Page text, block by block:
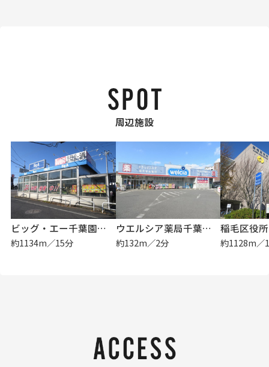
周辺施設
ビッグ・エー千葉園生店
約1134m／15分
ウエルシア薬局千葉園生店
約132m／2分
稲毛区役所
約1128m／